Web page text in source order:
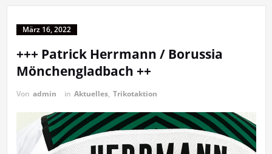
März 16, 2022
+++ Patrick Herrmann / Borussia
Mönchengladbach ++
Von admin in Aktuelles, Trikotaktion